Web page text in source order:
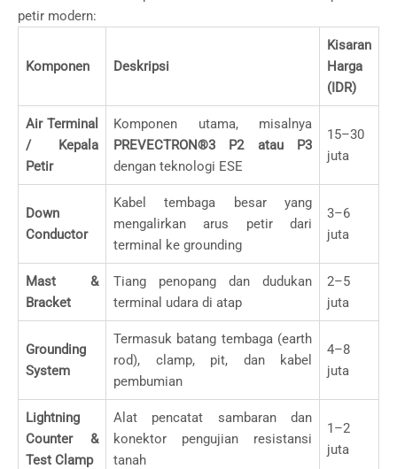
petir modern:
Komponen Deskripsi
Kisaran
Harga
(IDR)
Air Terminal
/ Kepala
Petir
Komponen utama, misalnya
PREVECTRON®3 P2 atau P3
dengan teknologi ESE
15–30
juta
Down
Conductor
Kabel tembaga besar yang
mengalirkan arus petir dari
terminal ke grounding
3–6
juta
Mast &
Bracket
Tiang penopang dan dudukan
terminal udara di atap
2–5
juta
Grounding
System
Termasuk batang tembaga (earth
rod), clamp, pit, dan kabel
pembumian
4–8
juta
Lightning
Counter &
Test Clamp
Alat pencatat sambaran dan
konektor pengujian resistansi
tanah
1–2
juta